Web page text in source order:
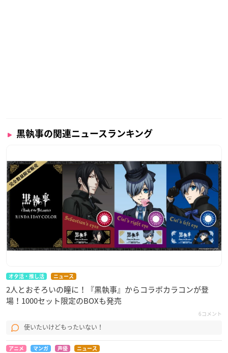
黒執事の関連ニュースランキング
オタ活・推し活 ニュース
2人とおそろいの瞳に！『黒執事』からコラボカラコンが登
場！1000セット限定のBOXも発売
6コメント
使いたいけどもったいない！
アニメ マンガ 声優 ニュース